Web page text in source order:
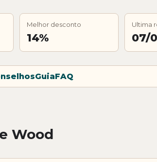
Melhor desconto
14%
Ultima
07/
GuiaFAQ
Wood